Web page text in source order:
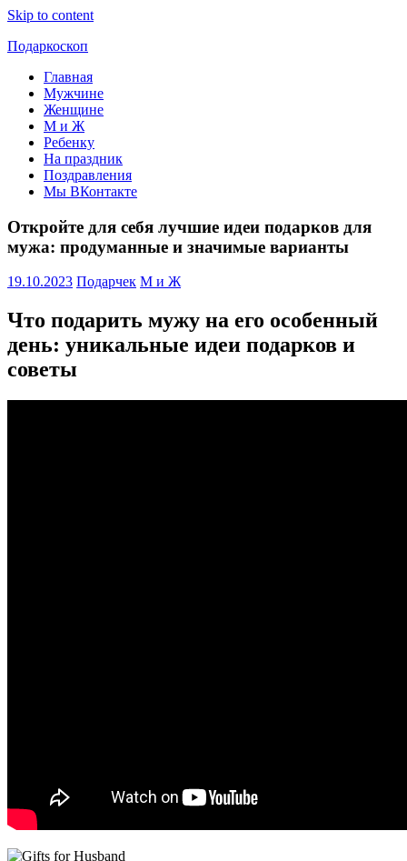
Skip to content
Подаркоскоп
Поможем
выбрать
подарить
Главная
Мужчине
Женщине
М и Ж
Ребенку
На праздник
Поздравления
Мы ВКонтакте
Откройте для себя лучшие идеи подарков для
мужа: продуманные и значимые варианты
19.10.2023 Подарчек М и Ж
Что подарить мужу на его особенный
день: уникальные идеи подарков и
советы